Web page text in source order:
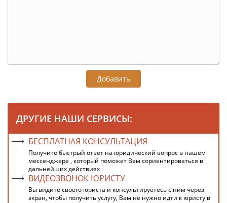
Добавить
ДРУГИЕ НАШИ СЕРВИСЫ:
БЕСПЛАТНАЯ КОНСУЛЬТАЦИЯ
Получите быстрый ответ на юридический вопрос в нашем
мессенджере , который поможет Вам сориентироваться в
дальнейших действиях
ВИДЕОЗВОНОК ЮРИСТУ
Вы видите своего юриста и консультируетесь с ним через
экран, чтобы получить услугу, Вам не нужно идти к юристу в